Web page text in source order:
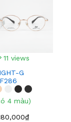
11 views
G
4 màu)